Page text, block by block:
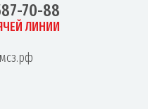
70-88
ЛИНИИ